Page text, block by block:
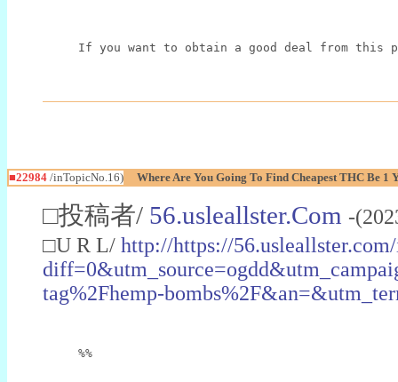
If you want to obtain a good deal from this
■22984 /inTopicNo.16) Where Are You Going To Find Cheapest THC Be 1
□投稿者/ 56.usleallster.Com -
□U R L/ http://https://
tag%2Fhemp-
%%